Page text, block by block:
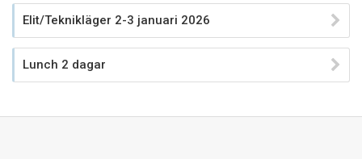
Elit/Teknikläger 2-3 januari 2026
Lunch 2 dagar